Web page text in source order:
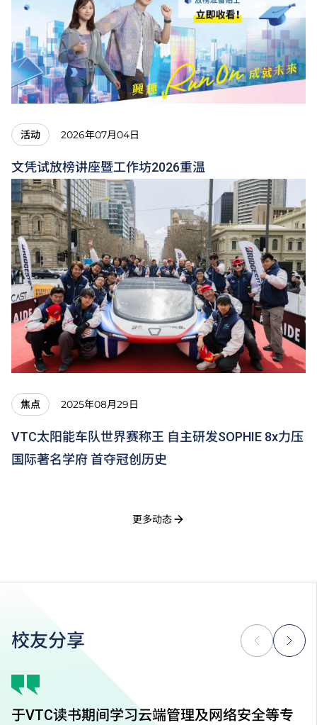
活动 2026年07月04日
文凭试放榜讲座暨工作坊2026重温
焦点 2025年08月29日
VTC太阳能车队世界赛称王 自主研发SOPHIE 8x力压
国际著名学府 首夺冠创历史
更多动态
校友分享
于VTC读书期间学习云端管理及网络安全等专